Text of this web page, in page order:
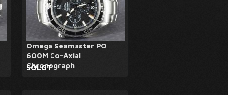
Omega Seamaster PO
600M Co-Axial
Chronograph
SOLGT